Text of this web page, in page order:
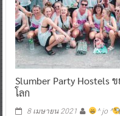
Slumber Party Hostels
โลก
8 เมษายน 2021 ^ jo ^